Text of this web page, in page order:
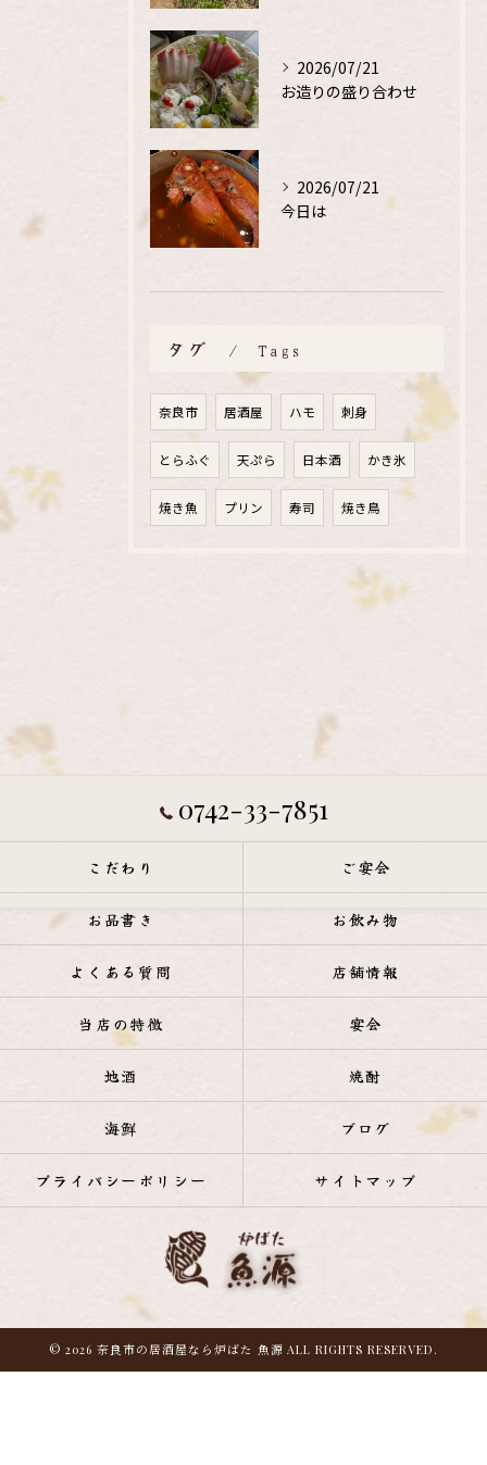
2026/07/21
お造りの盛り合わせ
2026/07/21
今日は
タグ Tags
奈良市 居酒屋 ハモ 刺身
とらふぐ 天ぷら 日本酒 かき氷
焼き魚 プリン 寿司 焼き鳥
0742-33-7851
こだわり ご宴会
お品書き お飲み物
よくある質問 店舗情報
当店の特徴 宴会
地酒 焼酎
海鮮 ブログ
プライバシーポリシー サイトマップ
© 2026 奈良市の居酒屋なら炉ばた 魚源 ALL RIGHTS RESERVED.